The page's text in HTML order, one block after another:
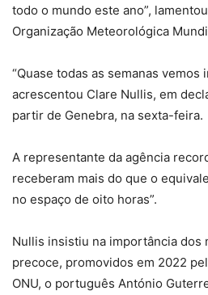
todo o mundo este ano”,
Organização Meteorológica
“Quase todas as semanas vemos
acrescentou Clare Nullis, em
partir de Genebra, na sexta-feira.
A representante da agência
receberam mais do que o
no espaço de oito horas”.
Nullis insistiu na importância dos
precoce, promovidos em 2022
ONU, o português António